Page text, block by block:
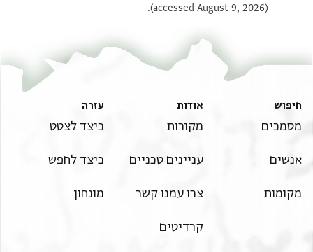
(accessed August 9, 2026).
חיפוש
מסמכים
אנשים
מקומות
אודות
מקורות
עניינים טכניים
צרו עמנו קשר
קרדיטים
עזרה
כיצד לצטט
כיצד לחפש
מונחון